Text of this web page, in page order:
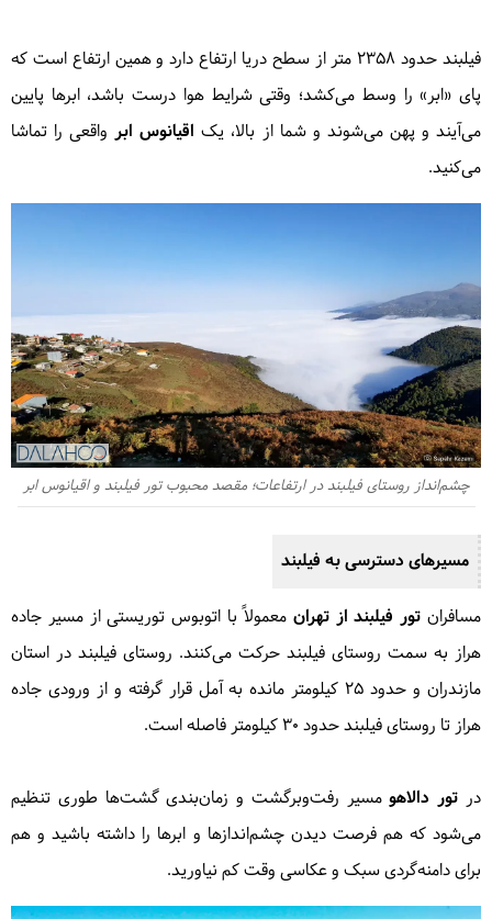
ییلاق فیلبند| شهریور 1405
1 روزه در 27 شهریور 1405
2,500,000 تومان
مشاهده این سفر
فیلبند حدود ۲۳۵۸ متر از سطح دریا ارتفاع دارد و همین ارتفاع است که
پای «ابر» را وسط می‌کشد؛ وقتی شرایط هوا درست باشد، ابرها پایین
می‌آیند و پهن می‌شوند و شما از بالا، یک اقیانوس ابرواقعی را تماشا
می‌کنید.
چشم‌انداز روستای فیلبند در ارتفاعات؛ مقصد محبوب تور فیلبند و اقیانوس ابر
مسیرهای دسترسی به فیلبند
مسافران تور فیلبند از تهران معمولاً با اتوبوس توریستی از مسیر جاده
هراز به سمت روستای فیلبند حرکت می‌کنند. روستای فیلبند در استان
مازندران و حدود ۲۵ کیلومتر مانده به آمل قرار گرفته و از ورودی جاده
هراز تا روستای فیلبند حدود ۳۰ کیلومتر فاصله است.
در تور دالاهومسیر رفت‌وبرگشت و زمان‌بندی گشت‌ها طوری تنظیم
می‌شود که هم فرصت دیدن چشم‌اندازها و ابرها را داشته باشید و هم
برای دامنه‌گردی سبک و عکاسی وقت کم نیاورید.